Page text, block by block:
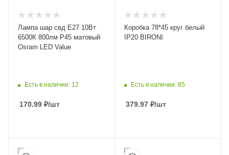
Лампа шар свд Е27 10Вт
6500К 800лм P45 матовый
Osram LED Value
Есть в наличии: 12
170.99 ₽/шт
Коробка 78*45 круг белый
IP20 BIRONI
Есть в наличии: 85
379.97 ₽/шт